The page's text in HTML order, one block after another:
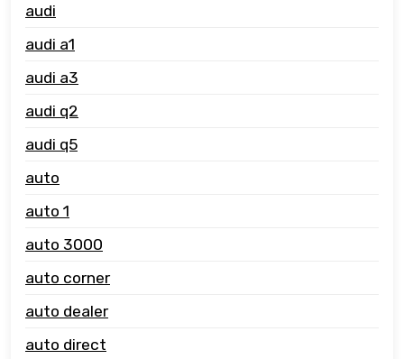
audi
audi a1
audi a3
audi q2
audi q5
auto
auto 1
auto 3000
auto corner
auto dealer
auto direct